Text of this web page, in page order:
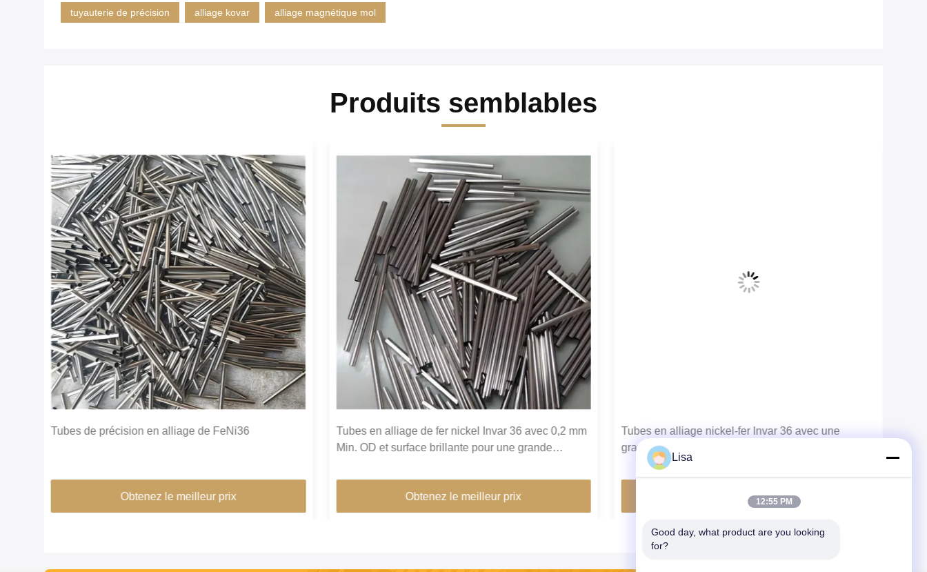
tuyauterie de précision alliage kovar alliage magnétique mol
Produits semblables
Tubes de précision en alliage de FeNi36
Obtenez le meilleur prix
Tubes en alliage de fer nickel Invar 36 avec 0,2 mm
Min. OD et surface brillante pour une grande
Obtenez le meilleur prix
Tubes en alliage nickel-fer Invar 36 avec une
grande stabilité dimensionnelle et une résistance à
la corrosion pour instruments de précision
Obtenez le meilleur prix
Lisa
12:55 PM
Good day, what product are you looking
for?